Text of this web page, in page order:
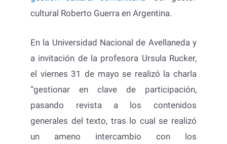
cultural Roberto Guerra en Argentina.
En la Universidad Nacional de Avellaneda y
a invitación de la profesora Ursula Rucker,
el viernes 31 de mayo se realizó la charla
“gestionar en clave de participación,
pasando revista a los contenidos
generales del texto, tras lo cual se realizó
un ameno intercambio con los